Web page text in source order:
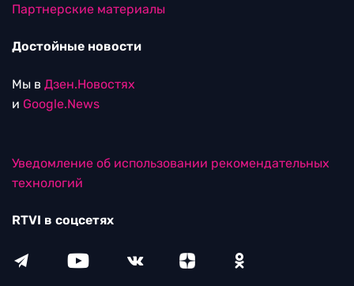
Партнерские материалы
Достойные новости
Мы в Дзен.Новостях
и Google.News
Уведомление об использовании рекомендательных
технологий
RTVI в соцсетях